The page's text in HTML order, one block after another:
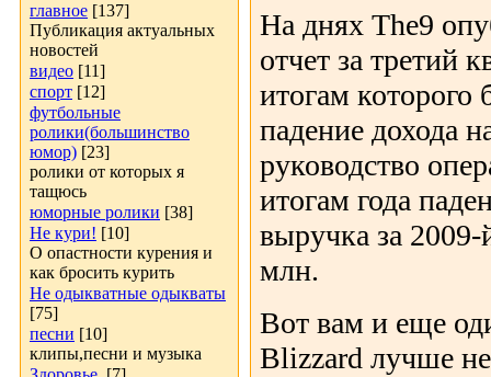
главное [137]
Публикация актуальных
новостей
видео [11]
спорт [12]
футбольные
ролики(большинство
юмор) [23]
ролики от которых я
тащюсь
юморные ролики [38]
Не кури! [10]
О опастности курения и
как бросить курить
Не одыкватные одыкваты
[75]
песни [10]
клипы,песни и музыка
На днях The9
отчет за третий
итогам которого
падение дохода
руководство
итогам года
выручка за
млн.
Вот вам и еще
Blizzard лучше не